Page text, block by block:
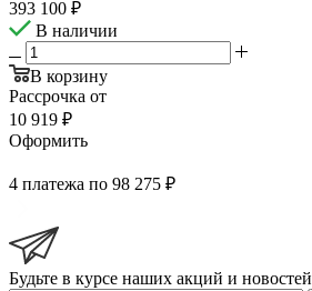
393 100 ₽
В наличии
В корзину
Рассрочка от
10 919 ₽
Оформить
4 платежа по 98 275 ₽
Будьте в курсе наших акций и новостей